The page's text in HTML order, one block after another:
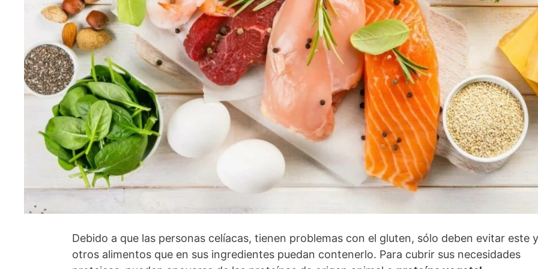
Debido a que las personas celíacas, tienen problemas con el gluten, sólo deben evitar este y
otros alimentos que en sus ingredientes puedan contenerlo. Para cubrir sus necesidades